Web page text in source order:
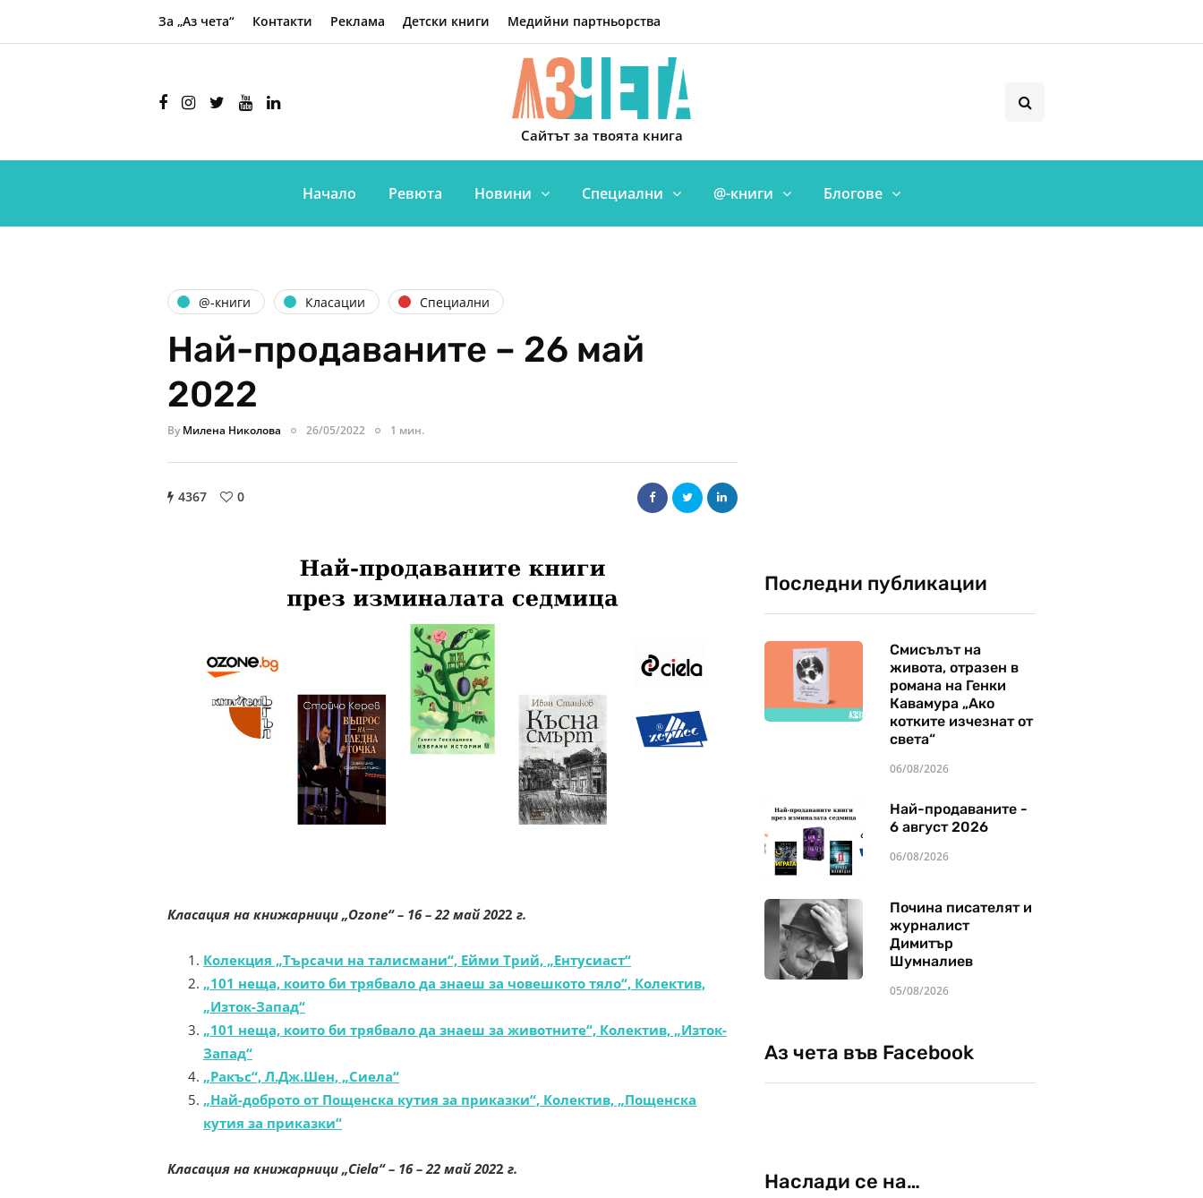
За „Аз чета“ Контакти Реклама Детски книги Медийни партньорства
Сайтът за твоята книга
Начало Ревюта Новини Специални @-книги Блогове
@-книги Класации Специални
Най-продаваните – 26 май
2022
By Милена Николова 26/05/2022 1 мин.
4367 0
Класация на книжарници „Ozone“– 16 – 22 май 2022 г.
Колекция „Търсачи на талисмани“, Ейми Трий, „Ентусиаст“
„101 неща, които би трябвало да знаеш за човешкото тяло“, Колектив,
„Изток-Запад“
„101 неща, които би трябвало да знаеш за животните“, Колектив, „Изток-
Запад“
„Ракъс“, Л.Дж.Шен, „Сиела“
„Най-доброто от Пощенска кутия за приказки“, Колектив, „Пощенска
кутия за приказки“
Класация на книжарници „Ciela“ – 16 – 22 май 2022 г.
Последни публикации
Смисълът на
живота, отразен в
романа на Генки
Кавамура „Ако
котките изчезнат от
света“
06/08/2026
Най-продаваните -
6 август 2026
06/08/2026
Почина писателят и
журналист
Димитър
Шумналиев
05/08/2026
Аз чета във Facebook
Наслади се на…